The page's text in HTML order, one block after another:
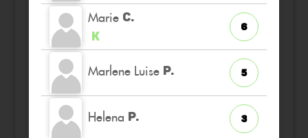
Marie C.
K
6
Marlene Luise P. 5
Helena P. 3